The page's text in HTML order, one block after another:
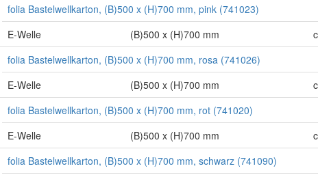
folia Bastelwellkarton, (B)500 x (H)700 mm, pink (741023)
E-Welle
(B)500 x (H)700 mm
folia Bastelwellkarton, (B)500 x (H)700 mm, rosa (741026)
E-Welle
(B)500 x (H)700 mm
folia Bastelwellkarton, (B)500 x (H)700 mm, rot (741020)
E-Welle
(B)500 x (H)700 mm
folia Bastelwellkarton, (B)500 x (H)700 mm, schwarz (741090)